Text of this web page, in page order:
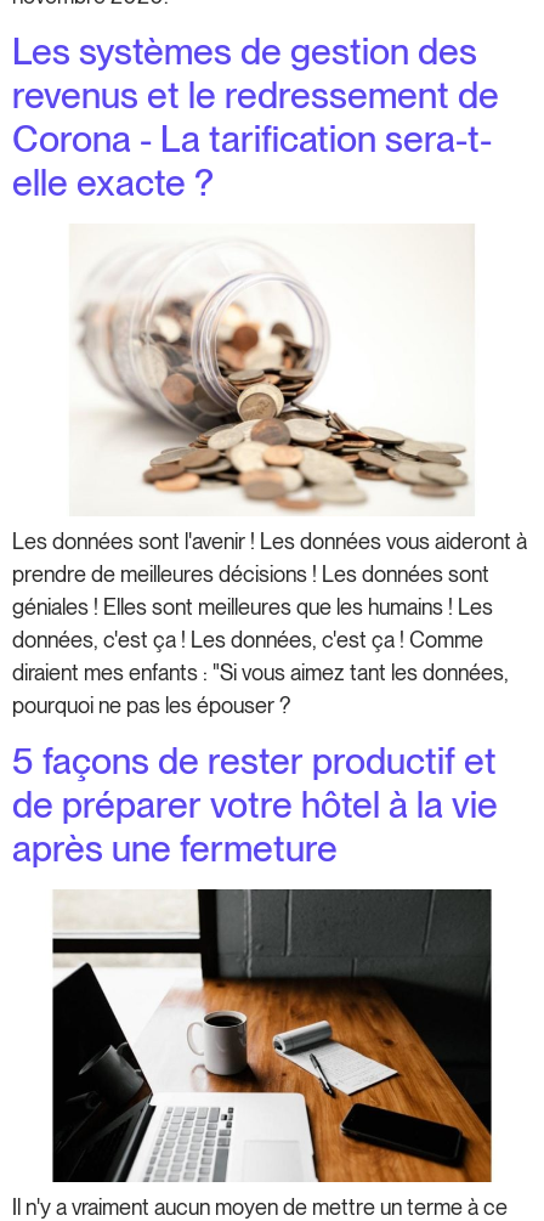
Les systèmes de gestion des
revenus et le redressement de
Corona - La tarification sera-t-
elle exacte ?
Les données sont l'avenir ! Les données vous aideront à
prendre de meilleures décisions ! Les données sont
géniales ! Elles sont meilleures que les humains ! Les
données, c'est ça ! Les données, c'est ça ! Comme
diraient mes enfants : "Si vous aimez tant les données,
pourquoi ne pas les épouser ?
5 façons de rester productif et
de préparer votre hôtel à la vie
après une fermeture
Il n'y a vraiment aucun moyen de mettre un terme à ce